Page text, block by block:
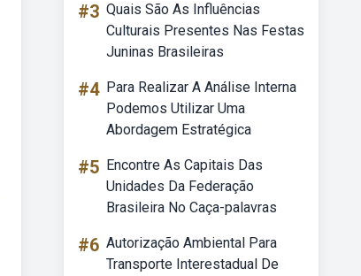
#3 Quais São As Influências
Culturais Presentes Nas Festas
Juninas Brasileiras
#4 Para Realizar A Análise Interna
Podemos Utilizar Uma
Abordagem Estratégica
#5 Encontre As Capitais Das
Unidades Da Federação
Brasileira No Caça-palavras
#6 Autorização Ambiental Para
Transporte Interestadual De